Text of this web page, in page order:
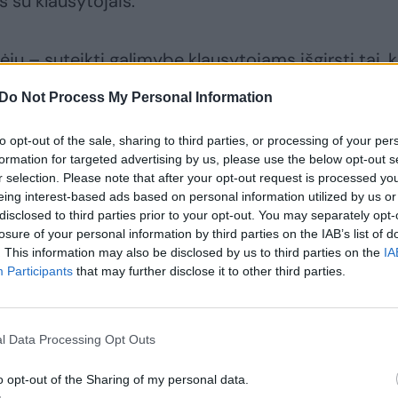
Do Not Process My Personal Information
opt-out of the sale, sharing to third parties, or processing of your
for targeted advertising by us, please use the below opt-out
selection. Please note that after your opt-out request is processed
interest-based ads based on personal information utilized by us
to third parties prior to your opt-out. You may separately
of your personal information by third parties on the IAB’s list of
This information may also be disclosed by us to third parties on the
Participants that may further disclose it to other third parties.
Data Processing Opt Outs
opt-out of the Sharing of my personal data.
– suteikti galimybę klausytojams išgirsti tai,
Koncertuose laukiami visi – ir muzikos
koncertus ateisiantys, o taip pat muzikos
festivalio praėjusiais metais, tad šiemet tiek
su dideliu jauduliu laukiame šios muzikinės
Jurga Mackelaitė.
verslo ir kultūros parko koncertų salėje, kur
muzikos koncertais džiugina geriausi